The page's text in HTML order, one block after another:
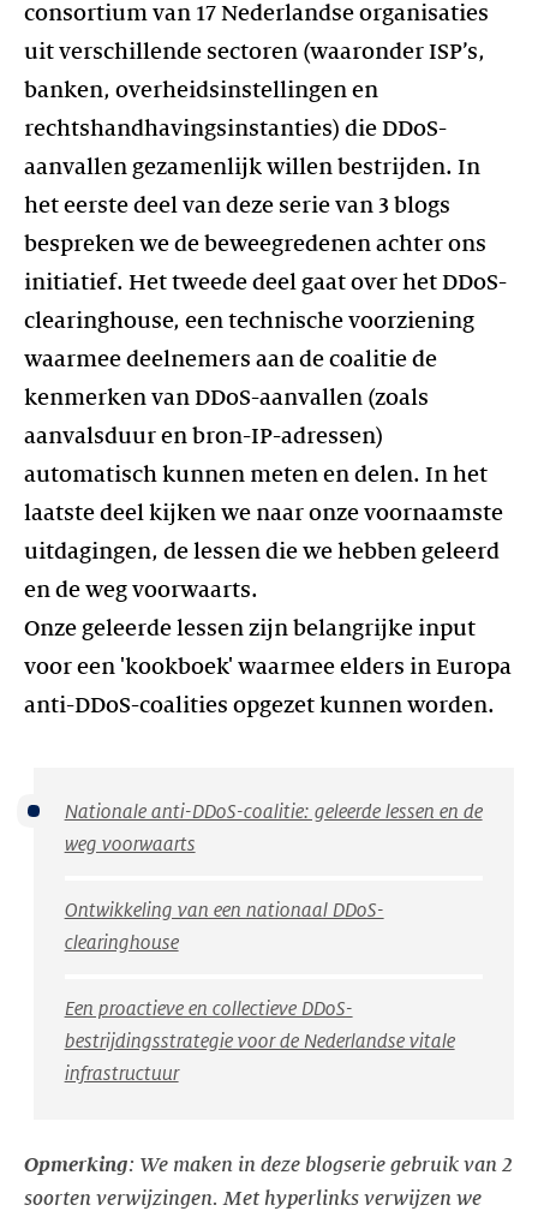
consortium van 17 Nederlandse organisaties
uit verschillende sectoren (waaronder ISP’s,
banken, overheidsinstellingen en
rechtshandhavingsinstanties) die DDoS-
aanvallen gezamenlijk willen bestrijden. In
het eerste deel van deze serie van 3 blogs
bespreken we de beweegredenen achter ons
initiatief. Het tweede deel gaat over het DDoS-
clearinghouse, een technische voorziening
waarmee deelnemers aan de coalitie de
kenmerken van DDoS-aanvallen (zoals
aanvalsduur en bron-IP-adressen)
automatisch kunnen meten en delen. In het
laatste deel kijken we naar onze voornaamste
uitdagingen, de lessen die we hebben geleerd
en de weg voorwaarts.
Onze geleerde lessen zijn belangrijke input
voor een 'kookboek' waarmee elders in Europa
anti-DDoS-coalities opgezet kunnen worden.
Nationale anti-DDoS-coalitie: geleerde lessen en de
weg voorwaarts
Ontwikkeling van een nationaal DDoS-
clearinghouse
Een proactieve en collectieve DDoS-
bestrijdingsstrategie voor de Nederlandse vitale
infrastructuur
Opmerking: We maken in deze blogserie gebruik van 2
soorten verwijzingen. Met hyperlinks verwijzen we